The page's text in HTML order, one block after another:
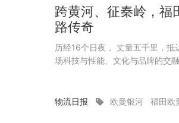
跨黄河、征秦岭，福
路传奇
历经16个日夜， 丈量五千里，
场科技与性能、文化与品牌的交融
物流日报 欧曼银河 福田欧